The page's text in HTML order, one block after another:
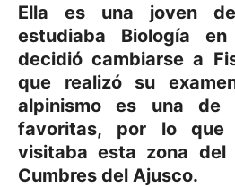
Ella es una joven
estudiaba Biología
decidió cambiarse a
que realizó su
alpinismo es una de
favoritas, por lo que
visitaba esta zona del
Cumbres del Ajusco.